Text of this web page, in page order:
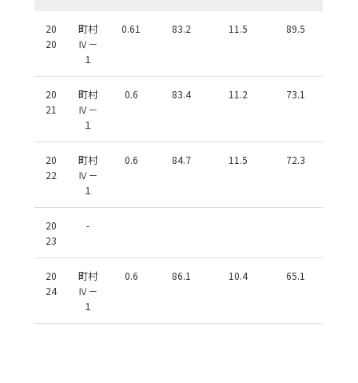
20
20
町村
Ⅳ－
１
0.61 83.2 11.5 89.5
20
21
町村
Ⅳ－
１
0.6 83.4 11.2 73.1
20
22
町村
Ⅳ－
１
0.6 84.7 11.5 72.3
20
23
-
20
24
町村
Ⅳ－
１
0.6 86.1 10.4 65.1